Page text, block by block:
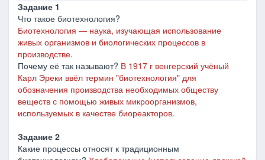
Задание 1
Что такое биотехнология?
Биотехнология ― наука, изучающая использование
живых организмов и биологических процессов в
производстве.
Почему её так называют? В 1917 г венгерский учёный
Карл Эреки ввёл термин "биотехнология" для
обозначения производства необходимых обществу
веществ с помощью живых микроорганизмов,
используемых в качестве биореакторов.
Задание 2
Какие процессы относят к традиционным